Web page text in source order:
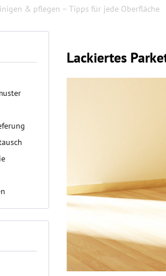
& pflegen – Tipps für jede Oberfläche
Lackiertes